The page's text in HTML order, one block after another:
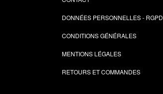
DONNÉES PERSONNELLES - RGPD
CONDITIONS GÉNÉRALES
MENTIONS LÉGALES
RETOURS ET COMMANDES